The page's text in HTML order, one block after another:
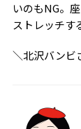
いのもNG。
ストレッチす
＼北沢バンビ